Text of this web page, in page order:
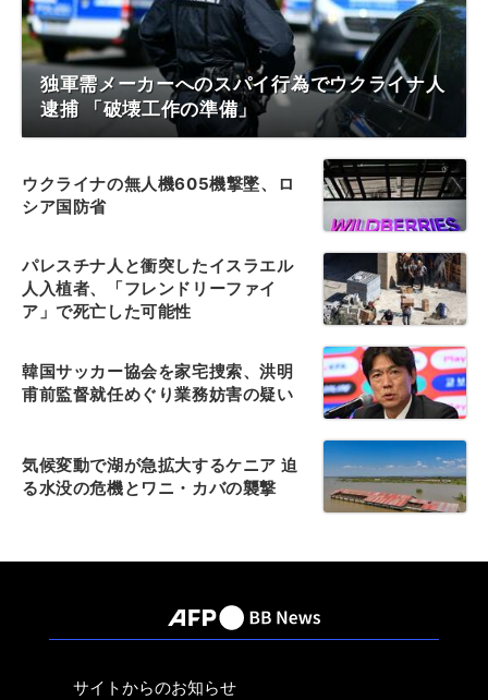
独軍需メーカーへのスパイ行為でウクライナ人
逮捕 「破壊工作の準備」
ウクライナの無人機605機撃墜、ロ
シア国防省
パレスチナ人と衝突したイスラエル
人入植者、「フレンドリーファイ
ア」で死亡した可能性
韓国サッカー協会を家宅捜索、洪明
甫前監督就任めぐり業務妨害の疑い
気候変動で湖が急拡大するケニア 迫
る水没の危機とワニ・カバの襲撃
サイトからのお知らせ